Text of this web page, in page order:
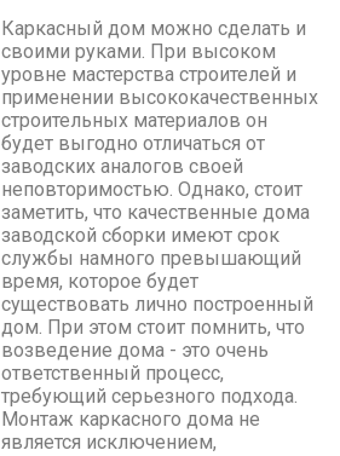
Каркасный дом можно сделать и
своими руками. При высоком
уровне мастерства строителей и
применении высококачественных
строительных материалов он
будет выгодно отличаться от
заводских аналогов своей
неповторимостью. Однако, стоит
заметить, что качественные дома
заводской сборки имеют срок
службы намного превышающий
время, которое будет
существовать лично построенный
дом. При этом стоит помнить, что
возведение дома - это очень
ответственный процесс,
требующий серьезного подхода.
Монтаж каркасного дома не
является исключением,